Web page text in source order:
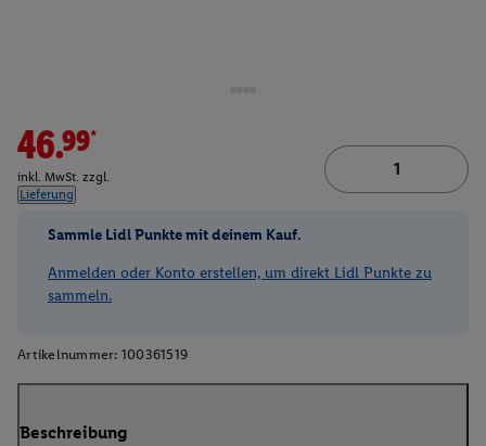
46.99*
inkl. MwSt. zzgl.
Lieferung
Sammle Lidl Punkte mit deinem Kauf.
Anmelden oder Konto erstellen, um direkt Lidl Punkte zu
sammeln.
Artikelnummer: 100361519
Beschreibung